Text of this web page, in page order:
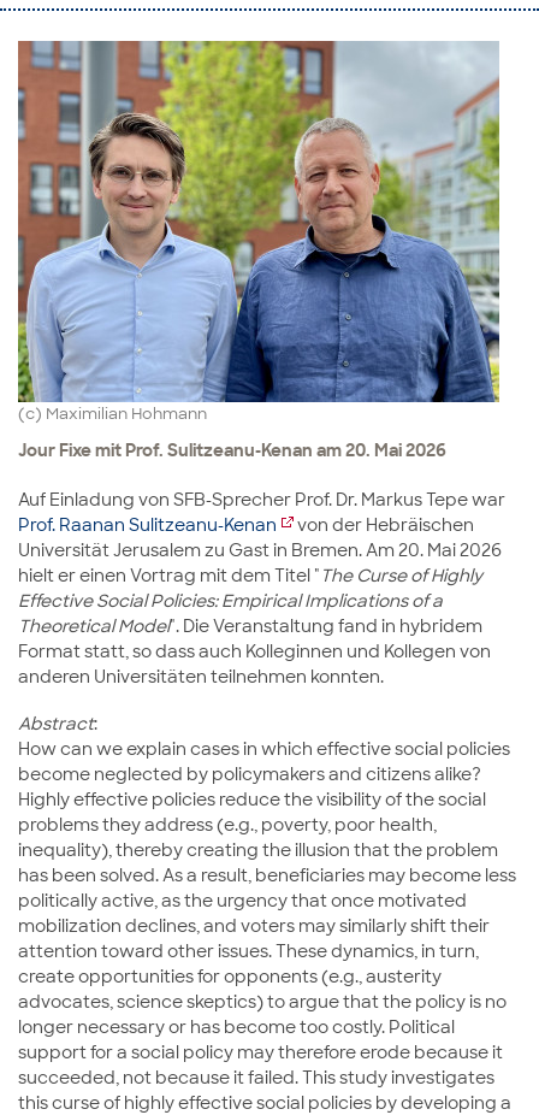
(c) Maximilian Hohmann
Jour Fixe mit Prof. Sulitzeanu-Kenan am 20. Mai 2026
Auf Einladung von SFB-Sprecher Prof. Dr. Markus Tepe war
Prof. Raanan Sulitzeanu-Kenan
von der Hebräischen
Universität Jerusalem zu Gast in Bremen. Am 20. Mai 2026
hielt er einen Vortrag mit dem Titel " The Curse of Highly
Effective Social Policies: Empirical Implications of a
Theoretical Model". Die Veranstaltung fand in hybridem
Format statt, so dass auch Kolleginnen und Kollegen von
anderen Universitäten teilnehmen konnten.
Abstract:
How can we explain cases in which effective social policies
become neglected by policymakers and citizens alike?
Highly effective policies reduce the visibility of the social
problems they address (e.g., poverty, poor health,
inequality), thereby creating the illusion that the problem
has been solved. As a result, beneficiaries may become less
politically active, as the urgency that once motivated
mobilization declines, and voters may similarly shift their
attention toward other issues. These dynamics, in turn,
create opportunities for opponents (e.g., austerity
advocates, science skeptics) to argue that the policy is no
longer necessary or has become too costly. Political
support for a social policy may therefore erode because it
succeeded, not because it failed. This study investigates
this curse of highly effective social policies by developing a